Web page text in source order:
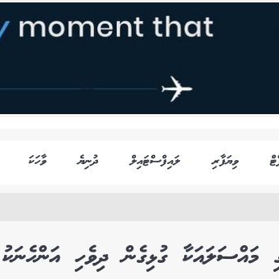
ވިޔަފާރި ލައިފްސްޓައިލް ދުނިޔެ ވާހަކަ
މައްސަލައަކާ ގުޅިގެން ދިވެހި އަންހެނަކު